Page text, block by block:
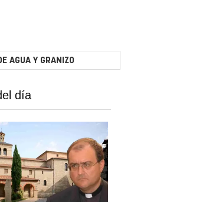
AGUA Y GRANIZO
día